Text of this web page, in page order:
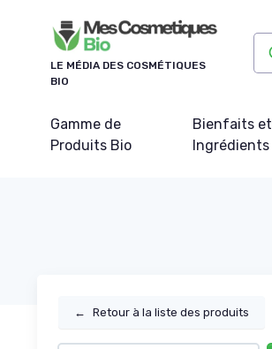
LE MÉDIA DES COSMÉTIQUES
BIO
Gamme de
Produits Bio
Bienfaits et
Ingrédients
← Retour à la liste des produits